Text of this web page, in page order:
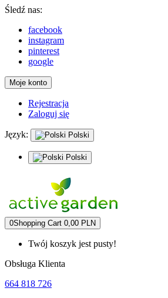
Śledź nas:
facebook
instagram
pinterest
google
Moje konto
Rejestracja
Zaloguj się
Język: Polski
Polski
0Shopping Cart 0,00 PLN
Twój koszyk jest pusty!
Obsługa Klienta
664 818 726